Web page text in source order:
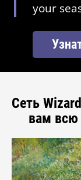
your
Сеть
вам